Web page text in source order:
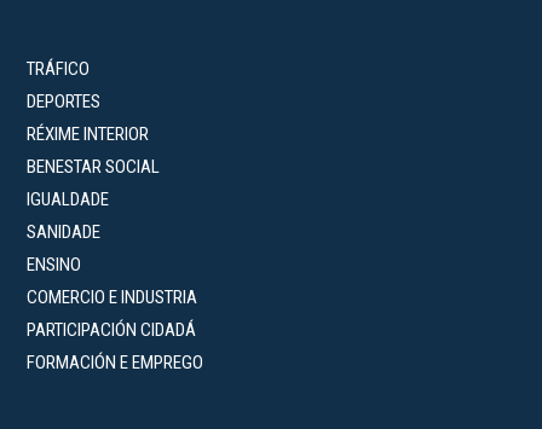
TRÁFICO
DEPORTES
RÉXIME INTERIOR
BENESTAR SOCIAL
IGUALDADE
SANIDADE
ENSINO
COMERCIO E INDUSTRIA
PARTICIPACIÓN CIDADÁ
FORMACIÓN E EMPREGO